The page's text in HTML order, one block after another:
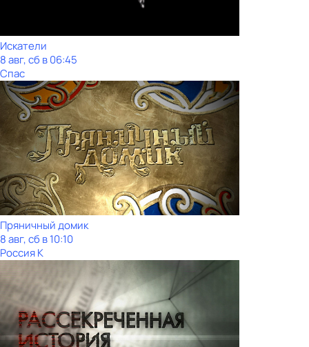
Искатели
8 авг, сб в 06:45
Спас
Пряничный домик
8 авг, сб в 10:10
Россия К